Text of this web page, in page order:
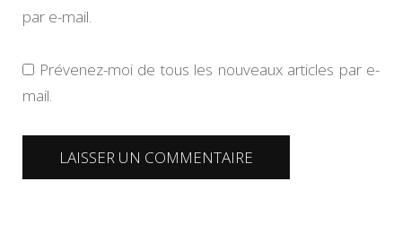
par e-mail.
Prévenez-moi de tous les nouveaux articles par e-
mail.